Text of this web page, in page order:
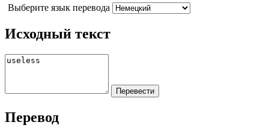
Выберите язык перевода
Исходный текст
Перевод